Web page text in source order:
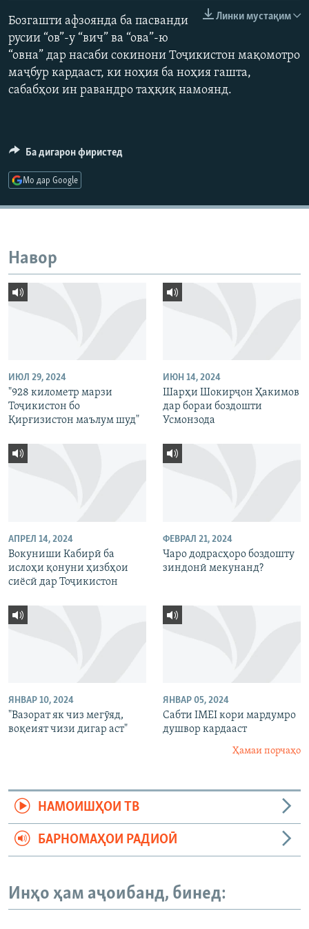
ГУЗОРИШҲОИ РАДИОӢ
Русский
ПАЙГИРӢ КУНЕД
Ҳамаи сомонаҳои RFE/RL
Линки мустақим
Бозгашти афзоянда ба пасванди
русии “ов”-у “вич” ва “ова”-ю
“овна” дар насаби сокинони Тоҷикистон мақомотро
маҷбур кардааст, ки ноҳия ба ноҳия гашта,
сабабҳои ин равандро таҳқиқ намоянд.
Ба дигарон фиристед
Мо дар Google
Навор
ИЮЛ 29, 2024
"928 километр марзи
Тоҷикистон бо
Қирғизистон маълум шуд"
ИЮН 14, 2024
Шарҳи Шокирҷон Ҳакимов
дар бораи боздошти
Усмонзода
АПРЕЛ 14, 2024
Вокуниши Кабирӣ ба
ислоҳи қонуни ҳизбҳои
сиёсӣ дар Тоҷикистон
ФЕВРАЛ 21, 2024
Чаро додрасҳоро боздошту
зиндонӣ мекунанд?
ЯНВАР 10, 2024
"Вазорат як чиз мегӯяд,
воқеият чизи дигар аст"
ЯНВАР 05, 2024
Сабти IMEI кори мардумро
душвор кардааст
Ҳамаи порчаҳо
НАМОИШҲОИ ТВ
БАРНОМАҲОИ РАДИОӢ
Инҳо ҳам аҷоибанд, бинед: